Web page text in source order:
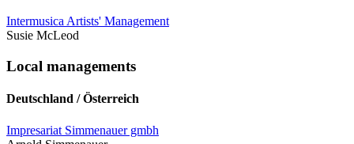
Intermusica Artists' Management
Susie McLeod
Local managements
Deutschland / Österreich
Impresariat Simmenauer gmbh